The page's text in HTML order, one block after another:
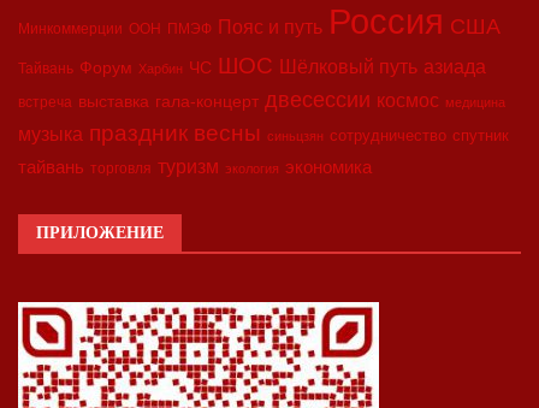
Минкоммерции ООН ПМЭФ Пояс и путь Россия США
Тайвань Форум Харбин ЧС ШОС Шёлковый путь азиада
встреча выставка гала-концерт двесессии космос медицина
музыка праздник весны синьцзян сотрудничество спутник
тайвань торговля туризм экология экономика
ПРИЛОЖЕНИЕ